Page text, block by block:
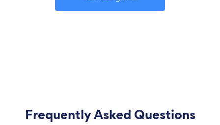
Frequently Asked Questions